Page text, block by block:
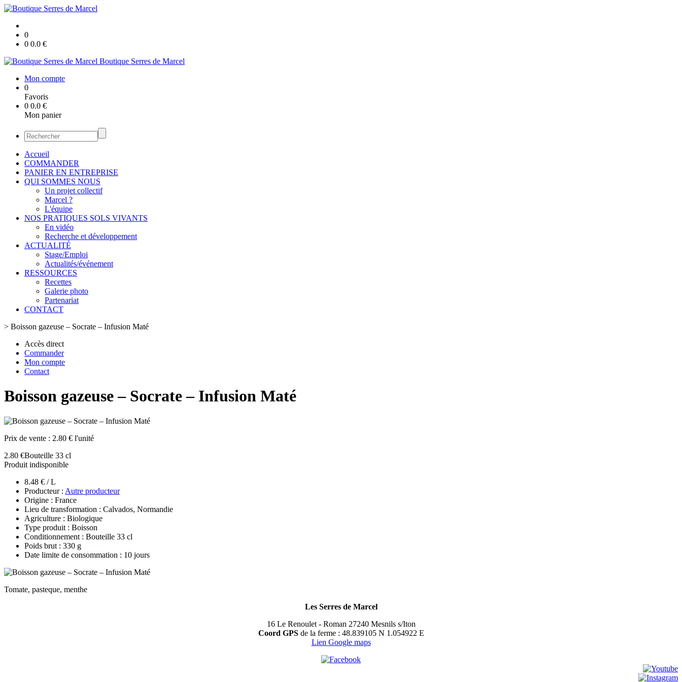
0
0 0.0 €
Boutique Serres de Marcel
Mon compte
0
Favoris
0 0.0 €
Mon panier
Accueil
COMMANDER
PANIER EN ENTREPRISE
QUI SOMMES NOUS
Un projet collectif
Marcel ?
L'équipe
NOS PRATIQUES SOLS VIVANTS
En vidéo
Recherche et développement
ACTUALITÉ
Stage/Emploi
Actualités/événement
RESSOURCES
Recettes
Galerie photo
Partenariat
CONTACT
> Boisson gazeuse – Socrate – Infusion Maté
Accès direct
Commander
Mon compte
Contact
Boisson gazeuse – Socrate – Infusion Maté
Prix de vente : 2.80 € l'unité
2.80 €Bouteille 33 cl
Produit indisponible
8.48 € / L
Producteur : Autre producteur
Origine : France
Lieu de transformation : Calvados, Normandie
Agriculture : Biologique
Type produit : Boisson
Conditionnement : Bouteille 33 cl
Poids brut : 330 g
Date limite de consommation : 10 jours
Tomate, pasteque, menthe
Les Serres de Marcel
16 Le Renoulet - Roman 27240 Mesnils s/Iton
Coord GPSde la ferme : 48.839105 N 1.054922 E
Lien Google maps